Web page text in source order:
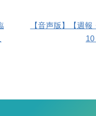
【音声版】【週